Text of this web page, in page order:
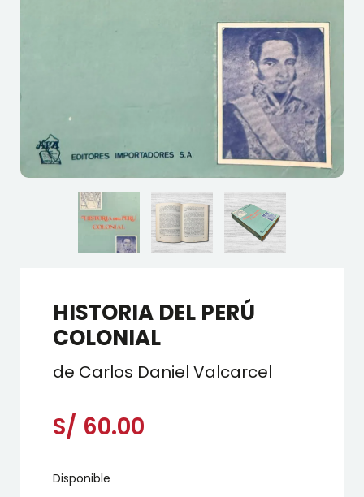
HISTORIA DEL PERÚ
COLONIAL
de Carlos Daniel Valcarcel
S/ 60.00
Disponible